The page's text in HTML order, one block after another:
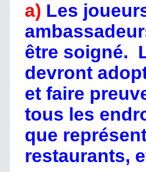
a) Les
être soigné.
devront
et faire
tous les
que
restaurants,